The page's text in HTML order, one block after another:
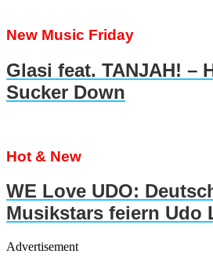
New Music Friday
Glasi feat. TANJAH! –
Sucker Down
Hot & New
WE Love UDO:
Musikstars feiern Udo
Advertisement